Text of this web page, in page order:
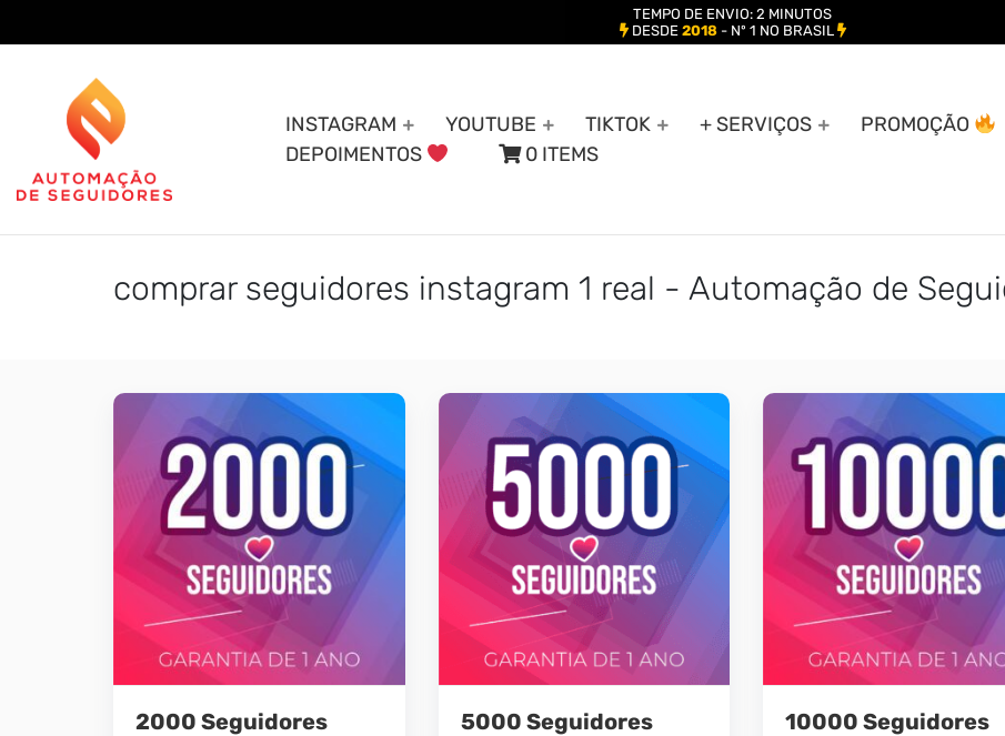
INSTAGRAM YOUTUBE TIKTOK + SERVIÇOS
PROMOÇÃO
DEPOIMENTOS
0 ITEMS
comprar seguidores instagram 1 real - Automação de
2000 Seguidores 5000 Seguidores 10000 Seguidores
TEMPO DE ENVIO: 2 MINUTOS
DESDE 2018- Nº 1 NO BRASIL